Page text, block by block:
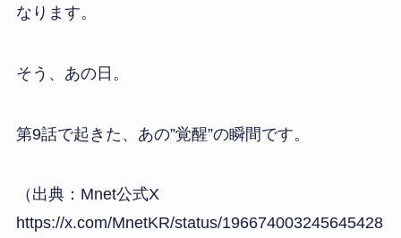
なります。
そう、あの日。
第9話で起きた、あの”覚醒”の瞬間です。
（出典：Mnet公式X
https://x.com/MnetKR/status/196674003245645428